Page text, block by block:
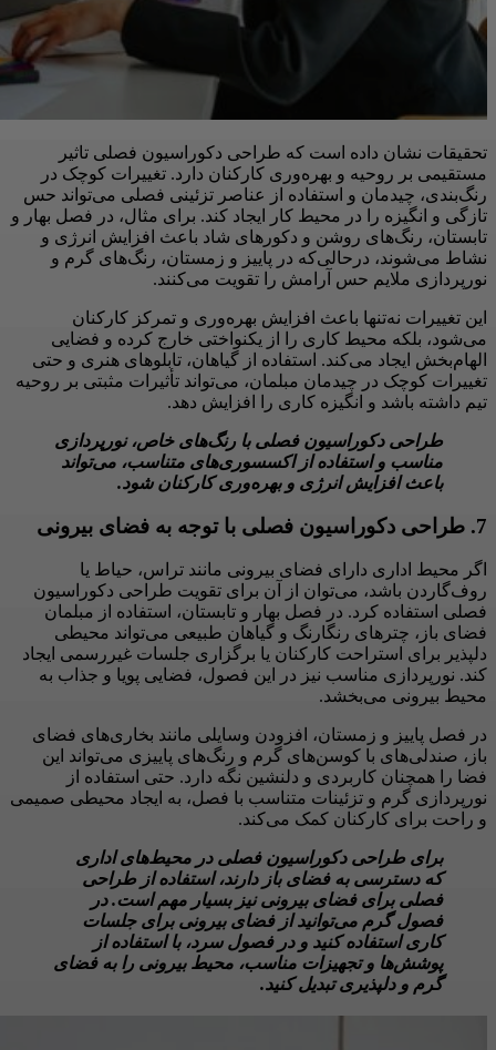
تحقیقات نشان داده است که طراحی دکوراسیون فصلی تاثیر
مستقیمی بر روحیه و بهره‌وری کارکنان دارد. تغییرات کوچک در
رنگ‌بندی، چیدمان و استفاده از عناصر تزئینی فصلی می‌تواند حس
تازگی و انگیزه را در محیط کار ایجاد کند. برای مثال، در فصل بهار و
تابستان، رنگ‌های روشن و دکورهای شاد باعث افزایش انرژی و
نشاط می‌شوند، درحالی‌که در پاییز و زمستان، رنگ‌های گرم و
نورپردازی ملایم حس آرامش را تقویت می‌کنند.
این تغییرات نه‌تنها باعث افزایش بهره‌وری و تمرکز کارکنان
می‌شود، بلکه محیط کاری را از یکنواختی خارج کرده و فضایی
الهام‌بخش ایجاد می‌کند. استفاده از گیاهان، تابلوهای هنری و حتی
تغییرات کوچک در چیدمان مبلمان، می‌تواند تأثیرات مثبتی بر روحیه
تیم داشته باشد و انگیزه کاری را افزایش دهد.
طراحی دکوراسیون فصلی با رنگ‌های خاص، نورپردازی
مناسب و استفاده از اکسسوری‌های متناسب، می‌تواند
باعث افزایش انرژی و بهره‌وری کارکنان شود.
7. طراحی دکوراسیون فصلی با توجه به فضای بیرونی
اگر محیط اداری دارای فضای بیرونی مانند تراس، حیاط یا
روف‌گاردن باشد، می‌توان از آن برای تقویت طراحی دکوراسیون
فصلی استفاده کرد. در فصل بهار و تابستان، استفاده از مبلمان
فضای باز، چترهای رنگارنگ و گیاهان طبیعی می‌تواند محیطی
دلپذیر برای استراحت کارکنان یا برگزاری جلسات غیررسمی ایجاد
کند. نورپردازی مناسب نیز در این فصول، فضایی پویا و جذاب به
محیط بیرونی می‌بخشد.
در فصل پاییز و زمستان، افزودن وسایلی مانند بخاری‌های فضای
باز، صندلی‌های با کوسن‌های گرم و رنگ‌های پاییزی می‌تواند این
فضا را همچنان کاربردی و دلنشین نگه دارد. حتی استفاده از
نورپردازی گرم و تزئینات متناسب با فصل، به ایجاد محیطی صمیمی
و راحت برای کارکنان کمک می‌کند.
برای طراحی دکوراسیون فصلی در محیط‌های اداری
که دسترسی به فضای باز دارند، استفاده از طراحی
فصلی برای فضای بیرونی نیز بسیار مهم است. در
فصول گرم می‌توانید از فضای بیرونی برای جلسات
کاری استفاده کنید و در فصول سرد، با استفاده از
پوشش‌ها و تجهیزات مناسب، محیط بیرونی را به فضای
گرم و دلپذیری تبدیل کنید.